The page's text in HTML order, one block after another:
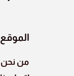
الموقع
من نحن